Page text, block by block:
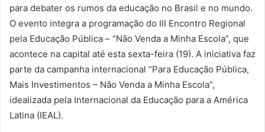
para debater os rumos da educação no Brasil e no mundo.
O evento integra a programação do III Encontro Regional
pela Educação Pública – “Não Venda a Minha Escola”, que
acontece na capital até esta sexta-feira (19). A iniciativa faz
parte da campanha internacional “Para Educação Pública,
Mais Investimentos – Não Venda a Minha Escola”,
idealizada pela Internacional da Educação para a América
Latina (IEAL).